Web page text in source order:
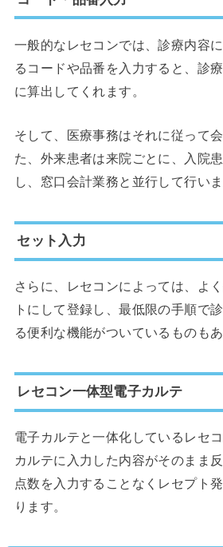
一般的なレセコンでは、診療内容
るコードや品番を入力すると、診
に算出してくれます。
そして、医療事務はそれに従って
た、外来患者は来院ごとに、入院
し、窓口会計業務と並行して行いま
セット入力
さらに、レセコンによっては、よ
トにして登録し、最低限の手順で
る便利な機能がついているものもあ
レセコン一体型電子カルテ
電子カルテと一体化しているレセ
カルテに入力した内容がそのまま
点数を入力することなくレセプト
ります。